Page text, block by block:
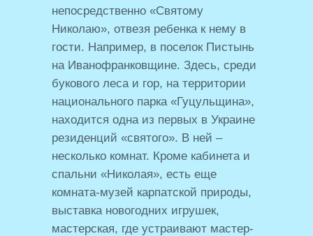
непосредственно «Святому
Николаю», отвезя ребенка к нему в
гости. Например, в поселок Пистынь
на Иванофранковщине. Здесь, среди
букового леса и гор, на территории
национального парка «Гуцульщина»,
находится одна из первых в Украине
резиденций «святого». В ней –
несколько комнат. Кроме кабинета и
спальни «Николая», есть еще
комната-музей карпатской природы,
выставка новогодних игрушек,
мастерская, где устраивают мастер-